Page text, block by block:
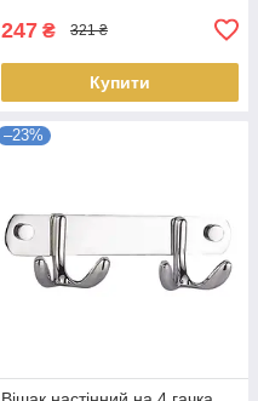
247 ₴ 321 ₴
Купити
–23%